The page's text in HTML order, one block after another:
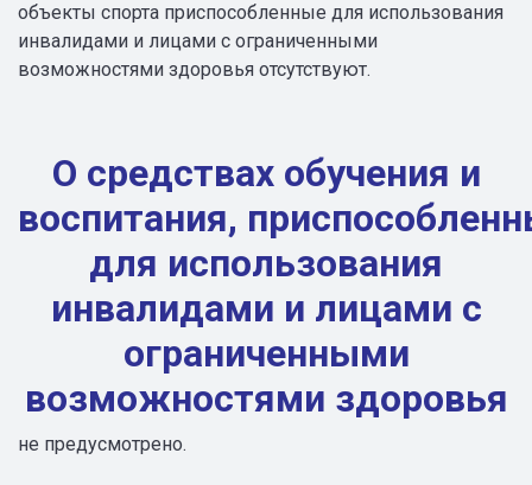
объекты спорта приспособленные для использования
инвалидами и лицами с ограниченными
возможностями здоровья отсутствуют.
О средствах обучения и
воспитания,
для использования
инвалидами и лицами с
ограниченными
возможностями здоровья
не предусмотрено.